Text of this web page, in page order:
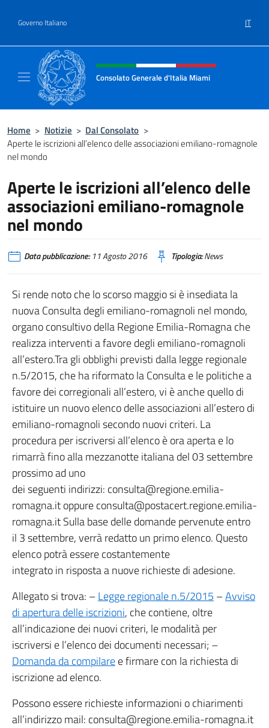
Governo Italiano IT
Intestazione sito, social e menù
Consolato Generale d'Italia Miami
Home > Notizie > Dal Consolato >
Aperte le iscrizioni all’elenco delle associazioni emiliano-romagnole
nel mondo
Aperte le iscrizioni all’elenco delle
associazioni emiliano-romagnole
nel mondo
Data pubblicazione:11 Agosto 2016 Tipologia:News
Si rende noto che lo scorso maggio si è insediata la
nuova Consulta degli emiliano-romagnoli nel mondo,
organo consultivo della Regione Emilia-Romagna che
realizza interventi a favore degli emiliano-romagnoli
all’estero.Tra gli obblighi previsti dalla legge regionale
n.5/2015, che ha riformato la Consulta e le politiche a
favore dei corregionali all’estero, vi è anche quello di
istituire un nuovo elenco delle associazioni all’estero di
emiliano-romagnoli secondo nuovi criteri. La
procedura per iscriversi all’elenco è ora aperta e lo
rimarrà fino alla mezzanotte italiana del 03 settembre
prossimo ad uno
dei seguenti indirizzi: consulta@regione.emilia-
romagna.it oppure consulta@postacert.regione.emilia-
romagna.it Sulla base delle domande pervenute entro
il 3 settembre, verrà redatto un primo elenco. Questo
elenco potrà essere costantemente
integrato in risposta a nuove richieste di adesione.
Allegato si trova: –Legge regionale n.5/2015 –Avviso
di apertura delle iscrizioni, che contiene, oltre
all’indicazione dei nuovi criteri, le modalità per
iscriversi e l’elenco dei documenti necessari; –
Domanda da compilaree firmare con la richiesta di
iscrizione ad elenco.
Possono essere richieste informazioni o chiarimenti
all’indirizzo mail: consulta@regione.emilia-romagna.it